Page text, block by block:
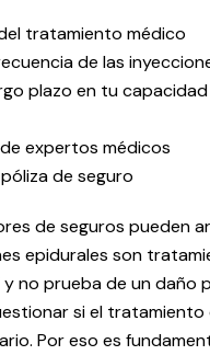
tratamiento médico
de las
plazo en tu
expertos médicos
de seguro
de seguros pueden
epidurales son
y no prueba de un daño
si el tratamiento
Por eso es